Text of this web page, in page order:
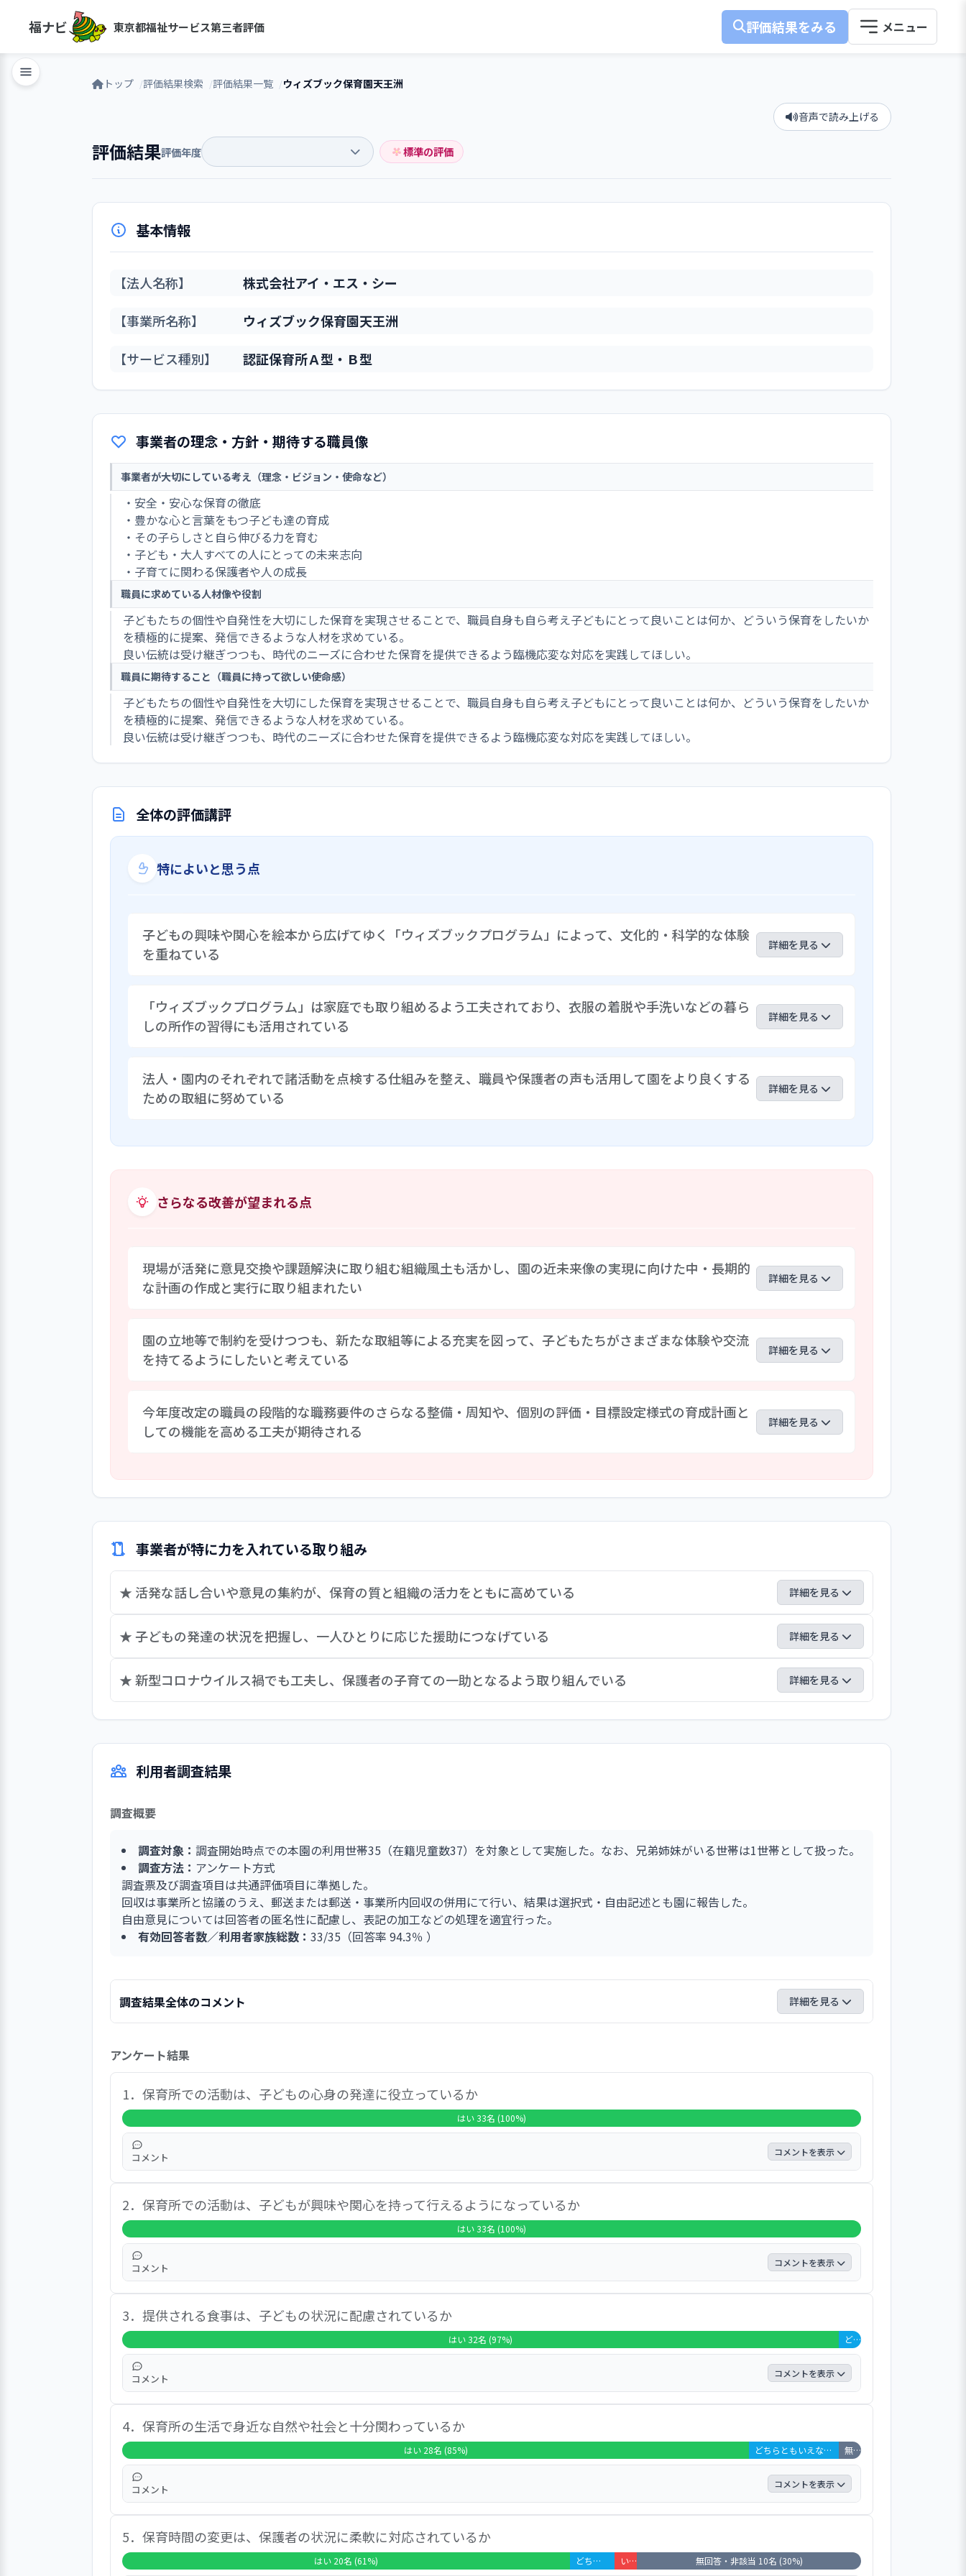
福ナビ 東京都福祉サービス第三者評価 評価結果をみる
トップ 評価結果検索 評価結果一覧 ウィズブック保育園天王洲
音声で読み上げる
評価結果評価年度 標準の評価
基本情報
【法人名称】 株式会社アイ・エス・シー
【事業所名称】 ウィズブック保育園天王洲
【サービス種別】 認証保育所Ａ型・Ｂ型
事業者の理念・方針・期待する職員像
事業者が大切にしている考え（理念・ビジョン・使命など）
・安全・安心な保育の徹底
・豊かな心と言葉をもつ子ども達の育成
・その子らしさと自ら伸びる力を育む
・子ども・大人すべての人にとっての未来志向
・子育てに関わる保護者や人の成長
職員に求めている人材像や役割
子どもたちの個性や自発性を大切にした保育を実現させることで、職員自身も自ら考え子どもにとって良いことは何か、どういう保育をしたいか
を積極的に提案、発信できるような人材を求めている。
良い伝統は受け継ぎつつも、時代のニーズに合わせた保育を提供できるよう臨機応変な対応を実践してほしい。
職員に期待すること（職員に持って欲しい使命感）
子どもたちの個性や自発性を大切にした保育を実現させることで、職員自身も自ら考え子どもにとって良いことは何か、どういう保育をしたいか
を積極的に提案、発信できるような人材を求めている。
良い伝統は受け継ぎつつも、時代のニーズに合わせた保育を提供できるよう臨機応変な対応を実践してほしい。
全体の評価講評
特によいと思う点
子どもの興味や関心を絵本から広げてゆく「ウィズブックプログラム」によって、文化的・科学的な体験
を重ねている
詳細を見る
ログラム」が提供されている。動物がテーマとなっている1月の絵本が干支への関心を生み、正月遊びの凧揚げと結びついて動物をかた
どった凧作りに展開したり、訪問調査当日には絵本に出てくる緑と赤のトマトからの着想で、2歳児が色が混じって変わることを経験しな
「ウィズブックプログラム」は家庭でも取り組めるよう工夫されており、衣服の着脱や手洗いなどの暮ら
しの所作の習得にも活用されている
詳細を見る
の使い方、手洗いなどの暮らしのさまざまな所作の習得にも活用している。着替えや手洗いの所作を、絵本の中に出てくるものやエピソ
ードに関連づけることで、子どもたちの自分でやってみようという意欲が高められ、所作を身につけるだけでなく、自発性や自主性も育
法人・園内のそれぞれで諸活動を点検する仕組みを整え、職員や保護者の声も活用して園をより良くする
ための取組に努めている
詳細を見る
れていると園では実感している。また法人では5つの行動指針からテーマを設定し、その評価と指摘事項の改善を行うほか、クラス会議
さらなる改善が望まれる点
現場が活発に意見交換や課題解決に取り組む組織風土も活かし、園の近未来像の実現に向けた中・長期的
な計画の作成と実行に取り組まれたい
詳細を見る
いる。また教育ニーズの高い地域性を踏まえ、「ウィズブック保育園」としての基盤を活かしながら、より多彩な取組・活動を提供でき
る園となることも中・長期的な目標としている。これらを具体的な計画に反映させ、年度の事業計画とも連動させつつ取り組んでゆくこ
園の立地等で制約を受けつつも、新たな取組等による充実を図って、子どもたちがさまざまな体験や交流
を持てるようにしたいと考えている
詳細を見る
ほか、今年度は新型コロナウイルス禍で人との接触を避けるため、活動の制限も受けている。その環境下でも限られた地域資源を活用し
ながら、子どもたちがさまざまな体験や交流を持てるよう取り組んでいる。事態が収束され次第、これまでの取組を再開するとともに、
今年度改定の職員の段階的な職務要件のさらなる整備・周知や、個別の評価・目標設定様式の育成計画と
しての機能を高める工夫が期待される
詳細を見る
ているが、現状・実績の評価に重点が置かれており、これに加え、面談等で共有される目標・課題と行動を確実に可視化・共有する工夫
も一考されたい。
事業者が特に力を入れている取り組み
★ 活発な話し合いや意見の集約が、保育の質と組織の活力をともに高めている 詳細を見る
話し合いや付箋集約、職員共用のノートの活用など、多様な方法で各職員が意見や提案を出し合い、共有する取組を行っている。昨年度は理想
とする職場のイメージを継続的に検討し、大人も子どもも笑顔で過ごせる園づくりを目指し、挨拶の励行などに取り組むほか、年末には現場の
声を募り、また年度末には各人の自己評価をもとに、子どもの援助や休憩の確保、環境美化など、課題抽出と改善策の検討を行っている。今年
度もコロナ禍による制約の中で、クラス・全体の各単位で機会をとらえ、保育や安全衛生などの課題解決や共通理解の形成に取り組んでいる。
★ 子どもの発達の状況を把握し、一人ひとりに応じた援助につなげている 詳細を見る
子ども一人ひとりの発達の状況を把握し、それぞれの必要に応じて援助できるように努めている。発達の経過や全体的な姿を定期的に記録する
仕組みに加え、個人別の日誌に日々の様子や変化などを記録している。日々の主活動はこれら子どもの状況を踏まえたうえで組み立てるように
★ 新型コロナウイルス禍でも工夫し、保護者の子育ての一助となるよう取り組んでいる 詳細を見る
職員は保護者支援の外部研修を受講し、個人面談や送迎時に寄せられる子育て等に関する相談に対応できるよう努めている。例年の保護者会で
園の保護者にも参加を募り、園に集う方が子どもの状況に応じた関わり方や言葉がけについて学べる機会を設けている。
利用者調査結果
調査概要
調査対象： 調査開始時点での本園の利用世帯35（在籍児童数37）を対象として実施した。なお、兄弟姉妹がいる世帯は1世帯として扱った。
調査方法： アンケート方式
調査票及び調査項目は共通評価項目に準拠した。
回収は事業所と協議のうえ、郵送または郵送・事業所内回収の併用にて行い、結果は選択式・自由記述とも園に報告した。
自由意見については回答者の匿名性に配慮し、表記の加工などの処理を適宜行った。
有効回答者数／利用者家族総数： 33/35（回答率 94.3％ ）
調査結果全体のコメント 詳細を見る
味・関心の伸長」「職員の対応・身だしなみ」「子どもの気持ちの尊重」など全17問のすべてで80％台～100％台の高い支持を得ている。
自由意見では「わが子を自分の子どものように愛でてくれ、子どもの個性を大切にし、活き活きと過ごせるよう工夫してくれている」「先生が
明るく、いつも挨拶をしてくれるので気持ちがよく、クラスの担任以外も自分の子どものことをよく見てくれており、園児も少ないので一人ひ
とりを丁寧に見てくれている」「園としても先生たち個々人においてもとてもプロ意識が高く、本当に子どものために何ができるかを考え、
日々真剣に取り組んでくれているのがわかる」「オリジナルの『ウィズブック活動』を導入しており、子どもの保育に良い影響を与えてくれて
いる」「連絡帳や欠席連絡などにアプリが利用されていて効率も良く、園での様子を写真で知ることができてとてもよい」などの声が寄せられ
ている。
さらなる向上を望む意見としては、利用終了後の支援継続や日常の保育内容に関することなどが見られた。
アンケート結果
1．保育所での活動は、子どもの心身の発達に役立っているか
はい 33名 (100%)
コメント コメントを表示
実質的な満足度（「無回答・非該当」を除いた割合・以下同）は、有効回答者33人全員（100％）が「はい」と答えている。 自由意見は5件
で、「家では思いつかないようなさまざまな遊び・活動を採り入れてくれている」「挨拶や片付け、友達との遊びなど大変助けられてい
る」「毎月のウィズブック活動や職員の工夫した取組で、日々学びが多い」「月齢に応じた遊びや生活指導をしてくれる」などの声が寄せ
られている。
2．保育所での活動は、子どもが興味や関心を持って行えるようになっているか
はい 33名 (100%)
コメント コメントを表示
有効回答者33人全員（100％）が「はい」と答えている。 自由意見には「レポートの写真の様子からも、とても楽しんでいることがわか
る」「絵本から外の世界へ興味を移して観察する活動は素晴らしく、意欲的に活動に参加している」「保育園で教えてもらった歌をよく歌
って、楽しそうにしている」の3件が寄せられている。
3．提供される食事は、子どもの状況に配慮されているか
はい 32名 (97%) どちらともいえない 1名 (3%)
コメント コメントを表示
「はい」が97.0％、「どちらともいえない」が3.0％となっている。 自由意見は5件で、「調理の職員の配慮が諸処に感じられ、毎日おいし
く食べている姿を連絡帳から推察している」「バランス良くおいしそうで助かる」「初期の食べたことのない食材に対しての確認を細かく
してくれる」などのほか、食事の提供量について、さらなる配慮を望む声が見られる。
4．保育所の生活で身近な自然や社会と十分関わっているか
はい 28名 (85%) どちらともいえない 4名 (12%) 無回答・非該当 1名 (3%)
コメント コメントを表示
「はい」が87.5％、「どちらともいえない」が12.5％となっている。 自由意見は5件で、「散歩では葉っぱや石、花などに目をとめて話をし
て、子どもが自然と触れ合う機会を作ってくれている」「行事予定や過去のイベントの様子を見ると、とても充実しているように思いう」
などのほか、戸外活動等のさらなる充実を望む声や、その一因ともなっているコロナ禍の影響に言及する声が見られた。
5．保育時間の変更は、保護者の状況に柔軟に対応されているか
はい 20名 (61%) どちらともいえない 2名 (6%) いいえ 1名 (3%) 無回答・非該当 10名 (30%)